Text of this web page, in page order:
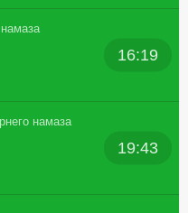
16:19
намаза
19:43